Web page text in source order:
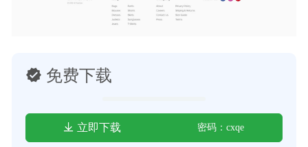
免费下载
立即下载 密码：cxqe